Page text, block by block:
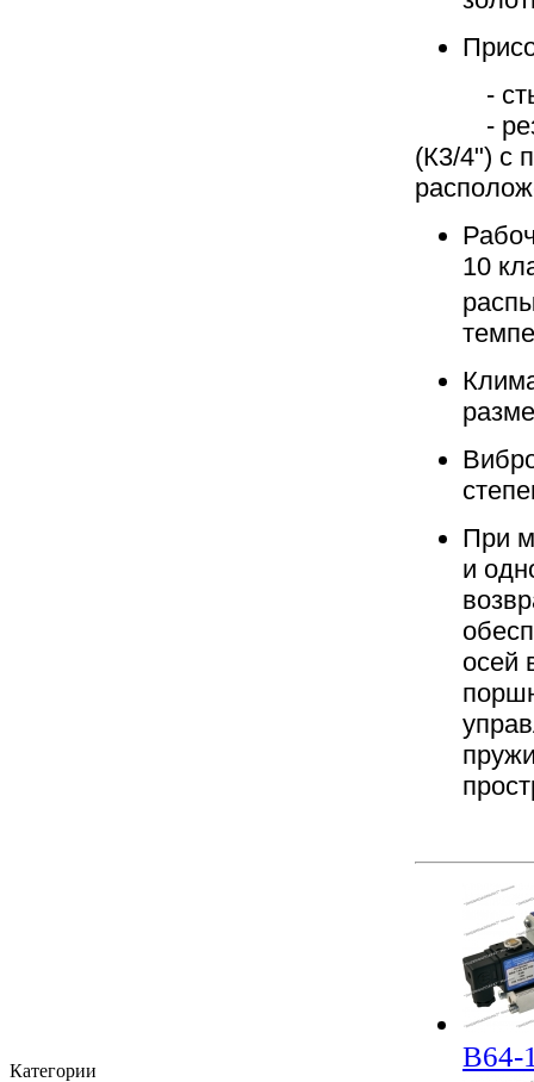
Категории
-
-
(К3/4") с
10
При
и
осей
В64-